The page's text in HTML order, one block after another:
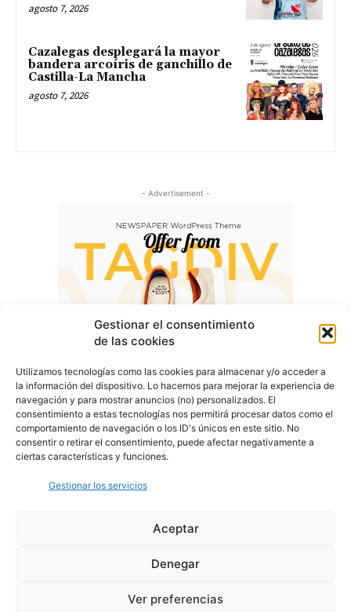
Gestionar el consentimiento
de las cookies
Utilizamos tecnologías como las cookies para almacenar y/o acceder a
la información del dispositivo. Lo hacemos para mejorar la experiencia de
navegación y para mostrar anuncios (no) personalizados. El
consentimiento a estas tecnologías nos permitirá procesar datos como el
comportamiento de navegación o los ID's únicos en este sitio. No
consentir o retirar el consentimiento, puede afectar negativamente a
ciertas características y funciones.
Gestionar los servicios
Aceptar
Denegar
Ver preferencias
agosto 7, 2026
Cazalegas desplegará la mayor
bandera arcoíris de ganchillo de
Castilla-La Mancha
agosto 7, 2026
- Advertisement -